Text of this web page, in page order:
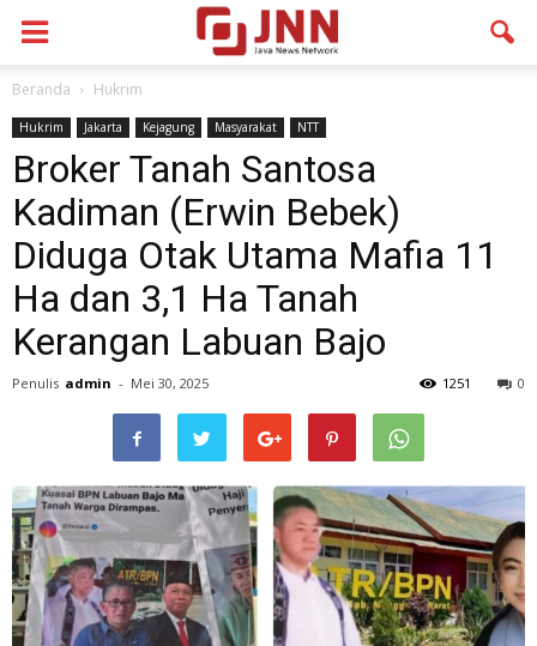
Beranda Hukrim
Hukrim Jakarta Kejagung Masyarakat NTT
Broker Tanah Santosa
Kadiman (Erwin Bebek)
Diduga Otak Utama Mafia 11
Ha dan 3,1 Ha Tanah
Kerangan Labuan Bajo
Penulis admin - Mei 30, 2025 0
1251